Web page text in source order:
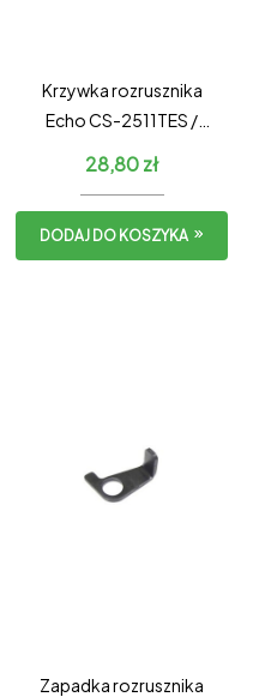
Krzywka rozrusznika
Echo CS-2511TES /
28,80zł
DODAJ DO KOSZYKA
Zapadka rozrusznika